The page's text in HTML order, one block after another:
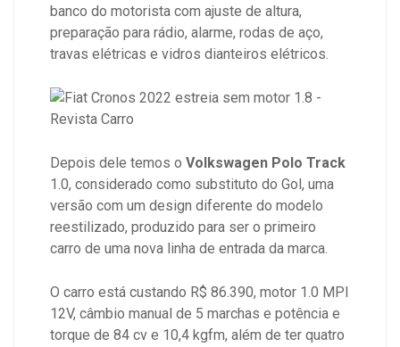
banco do motorista com ajuste de altura,
preparação para rádio, alarme, rodas de aço,
travas elétricas e vidros dianteiros elétricos.
Depois dele temos o Volkswagen Polo Track
1.0, considerado como substituto do Gol, uma
versão com um design diferente do modelo
reestilizado, produzido para ser o primeiro
carro de uma nova linha de entrada da marca.
O carro está custando R$ 86.390, motor 1.0 MPI
12V, câmbio manual de 5 marchas e potência e
torque de 84 cv e 10,4 kgfm, além de ter quatro